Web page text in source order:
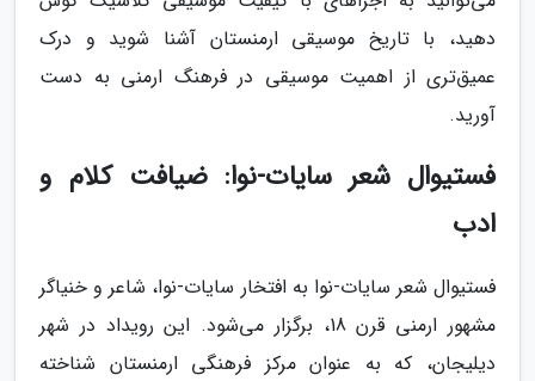
دهید، با تاریخ موسیقی ارمنستان آشنا شوید و درک
عمیق‌تری از اهمیت موسیقی در فرهنگ ارمنی به دست
آورید.
فستیوال شعر سایات-نوا: ضیافت کلام و
ادب
فستیوال شعر سایات-نوا به افتخار سایات-نوا، شاعر و خنیاگر
مشهور ارمنی قرن 18، برگزار می‌شود. این رویداد در شهر
دیلیجان، که به عنوان مرکز فرهنگی ارمنستان شناخته